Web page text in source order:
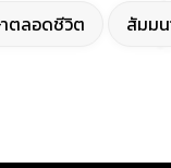
ตลอดชีวิต สัมม